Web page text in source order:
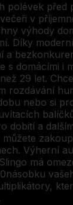
polévek před
v
výhody
Díky
a
s domácími i
29 let.
rozdávání
nebo si
dobití a
Výherní
má